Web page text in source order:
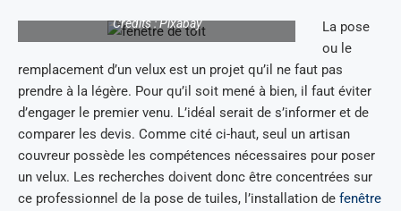
Crédits : Pixabay
La pose
ou le
remplacement d’un velux est un projet qu’il ne faut pas
prendre à la légère. Pour qu’il soit mené à bien, il faut éviter
d’engager le premier venu. L’idéal serait de s’informer et de
comparer les devis. Comme cité ci-haut, seul un artisan
couvreur possède les compétences nécessaires pour poser
un velux. Les recherches doivent donc être concentrées sur
ce professionnel de la pose de tuiles, l’installation de fenêtre